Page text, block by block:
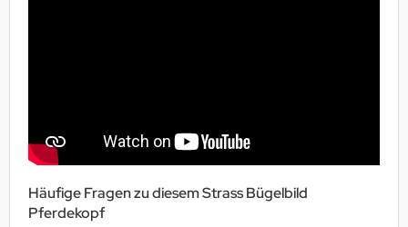
Häufige Fragen zu diesem Strass Bügelbild
Pferdekopf